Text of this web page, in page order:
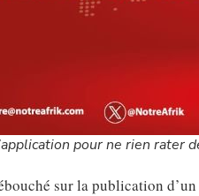
pour ne rien rater
sur la publication